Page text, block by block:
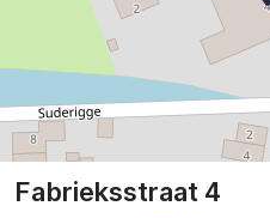
Fabrieksstraat 4